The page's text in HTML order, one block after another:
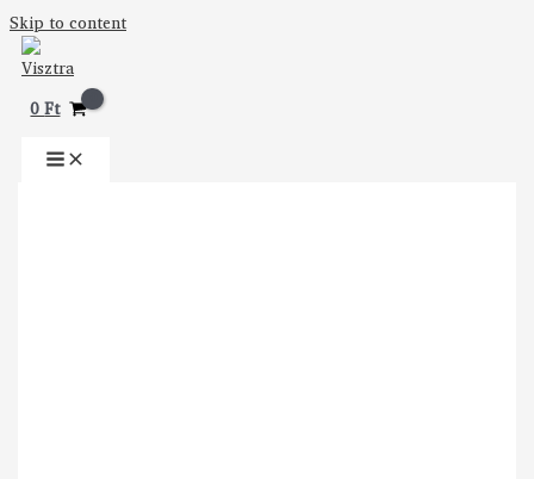
Skip to content
0Ft